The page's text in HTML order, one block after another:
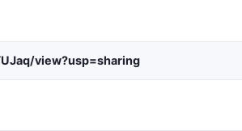
view?usp=sharing